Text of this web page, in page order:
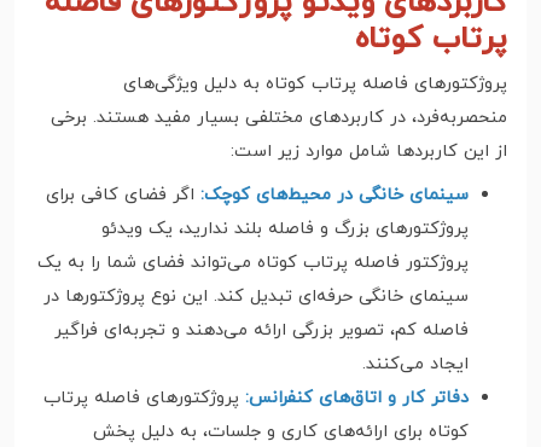
پرتاب کوتاه
پروژکتورهای فاصله پرتاب کوتاه به دلیل ویژگی‌های
منحصر‌به‌فرد، در کاربردهای مختلفی بسیار مفید هستند. برخی
از این کاربردها شامل موارد زیر است:
سینمای خانگی در محیط‌های کوچک: اگر فضای کافی برای
پروژکتورهای بزرگ و فاصله بلند ندارید، یک ویدئو
پروژکتور فاصله پرتاب کوتاه می‌تواند فضای شما را به یک
سینمای خانگی حرفه‌ای تبدیل کند. این نوع پروژکتورها در
فاصله کم، تصویر بزرگی ارائه می‌دهند و تجربه‌ای فراگیر
ایجاد می‌کنند.
دفاتر کار و اتاق‌های کنفرانس: پروژکتورهای فاصله پرتاب
کوتاه برای ارائه‌های کاری و جلسات، به دلیل پخش